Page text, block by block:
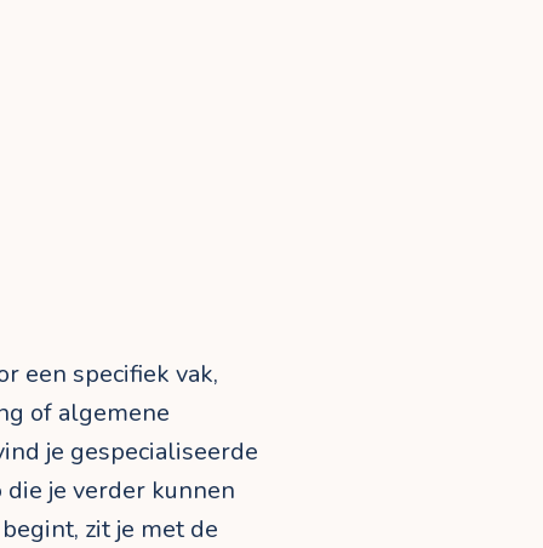
een specifiek vak,
of algemene
je gespecialiseerde
je verder kunnen
zit je met de